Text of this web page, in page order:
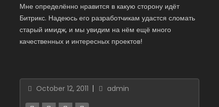
Мне определённо нравится в какую сторону идёт
Битрикс. Надеюсь его разработчикам удастся сломать
старый имидж, и мы увидим на нём ещё много
качественных и интересных проектов!
October 12, 2011 admin